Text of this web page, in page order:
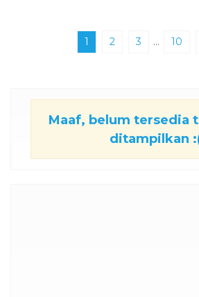
1 2 3 … 10
Maaf, belum tersedia
ditampilkan